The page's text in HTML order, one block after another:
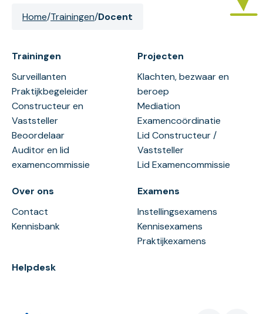
Home/Trainingen/Docent
Trainingen
Surveillanten
Praktijkbegeleider
Constructeur en
Vaststeller
Beoordelaar
Auditor en lid
examencommissie
Projecten
Klachten, bezwaar en
beroep
Mediation
Examencoördinatie
Lid Constructeur /
Vaststeller
Lid Examencommissie
Over ons
Contact
Kennisbank
Examens
Instellingsexamens
Kennisexamens
Praktijkexamens
Helpdesk